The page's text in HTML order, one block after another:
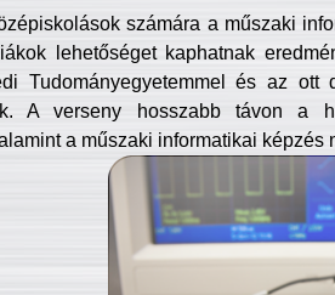
számára a műszaki
lehetőséget kaphatnak
Tudományegyetemmel és az
A verseny hosszabb távon a
a műszaki informatikai képzés